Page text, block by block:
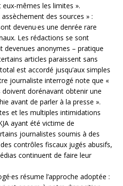
eux-mêmes les limites ».
des sources » :
devenu·es une denrée rare
Les rédactions se sont
devenues anonymes – pratique
articles paraissent sans
est accordé jusqu’aux simples
journaliste interrogé note que «
dorénavant obtenir une
avant de parler à la presse ».
et les multiples intimidations
ayant été victime de
journalistes soumis à des
contrôles fiscaux jugés abusifs,
continuent de faire leur
résume l’approche adoptée :